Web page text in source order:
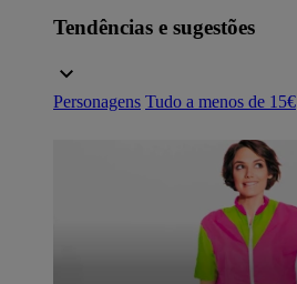
Tendências e sugestões
Personagens Tudo a menos de 15€